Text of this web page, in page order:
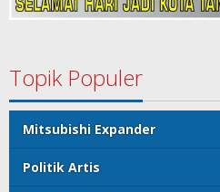
Topik Populer
Mitsubishi Expander
Politik Artis